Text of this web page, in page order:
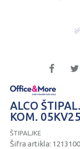
ALCO
KOM.
ŠTIPALJKE
Šifra artikla: